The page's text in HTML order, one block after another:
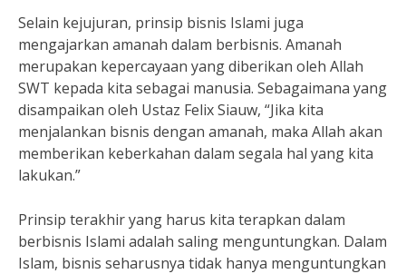
Selain kejujuran, prinsip bisnis Islami juga
mengajarkan amanah dalam berbisnis. Amanah
merupakan kepercayaan yang diberikan oleh Allah
SWT kepada kita sebagai manusia. Sebagaimana yang
disampaikan oleh Ustaz Felix Siauw, “Jika kita
menjalankan bisnis dengan amanah, maka Allah akan
memberikan keberkahan dalam segala hal yang kita
lakukan.”
Prinsip terakhir yang harus kita terapkan dalam
berbisnis Islami adalah saling menguntungkan. Dalam
Islam, bisnis seharusnya tidak hanya menguntungkan